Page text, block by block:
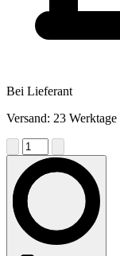
Bei Lieferant
Versand: 23 Werktage